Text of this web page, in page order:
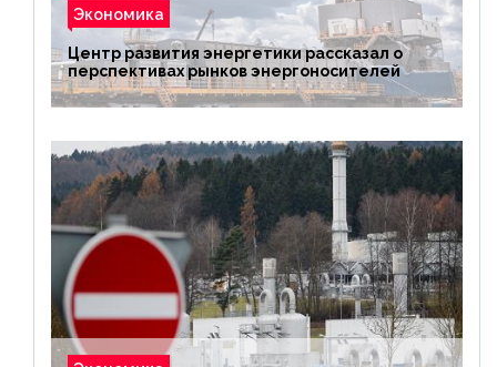
Экономика
Центр развития энергетики рассказал о
перспективах рынков энергоносителей